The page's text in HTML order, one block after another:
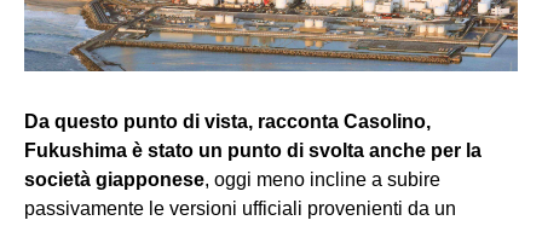
Da questo punto di vista, racconta Casolino,
Fukushima è stato un punto di svolta anche per la
società giapponese, oggi meno incline a subire
passivamente le versioni ufficiali provenienti da un